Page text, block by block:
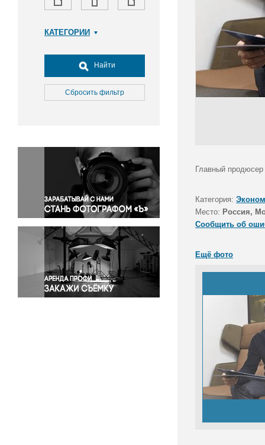
КАТЕГОРИИ
Досуг, туризм и отдых
Культура
Медицина
Окружающая среда
Политика
Правосудие
Происшествия и конфликты
Религия
Светская жизнь
Спорт
Экология
Экономика и бизнес
Найти
Сбросить фильтр
Главный
Категория:
Место: Россия,
Сообщить об
Ещё фото